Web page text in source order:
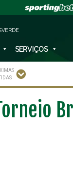
SERVIÇOS